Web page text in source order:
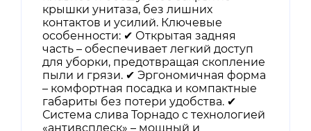
крышки унитаза, без лишних
контактов и усилий. Ключевые
особенности: ✔ Открытая задняя
часть – обеспечивает легкий доступ
для уборки, предотвращая скопление
пыли и грязи. ✔ Эргономичная форма
– комфортная посадка и компактные
габариты без потери удобства. ✔
Система слива Торнадо с технологией
«антивсплеск» – мощный и